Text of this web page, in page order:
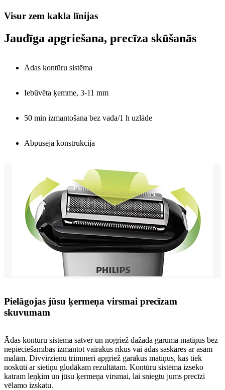
Visur zem kakla līnijas
Jaudīga apgriešana, precīza skūšanās
Ādas kontūru sistēma
Iebūvēta ķemme, 3-11 mm
50 min izmantošana bez vada/1 h uzlāde
Abpusēja konstrukcija
Pielāgojas jūsu ķermeņa virsmai precīzam
skuvumam
Ādas kontūru sistēma satver un nogriež dažāda garuma matiņus bez
nepieciešamības izmantot vairākus rīkus vai ādas saskares ar asām
malām. Divvirzienu trimmeri apgriež garākus matiņus, kas tiek
noskūti ar sietiņu gludākam rezultātam. Kontūru sistēma izseko
katram leņķim un jūsu ķermeņa virsmai, lai sniegtu jums precīzi
vēlamo izskatu.